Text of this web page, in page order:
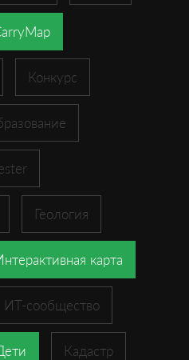
Конкурс
Геология
карта
ИТ-сообщество
Кадастр